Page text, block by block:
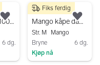
Kåpe/jakke i 100% kraftig og "veluraktig" myk bomull
6 dg.
Legg til som favoritt.
500 kr
Mango kåpe dame brun ull str M
Str. M
Mango
Bryne
6 dg.
Kjøp nå
Fiks ferdig